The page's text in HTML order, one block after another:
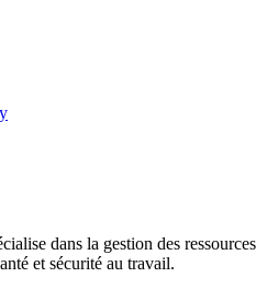
dans la gestion des ressources
et sécurité au travail.